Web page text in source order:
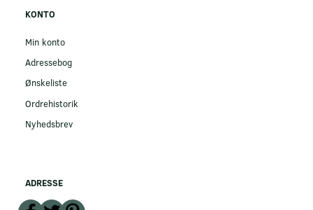
KONTO
Min konto
Adressebog
Ønskeliste
Ordrehistorik
Nyhedsbrev
ADRESSE